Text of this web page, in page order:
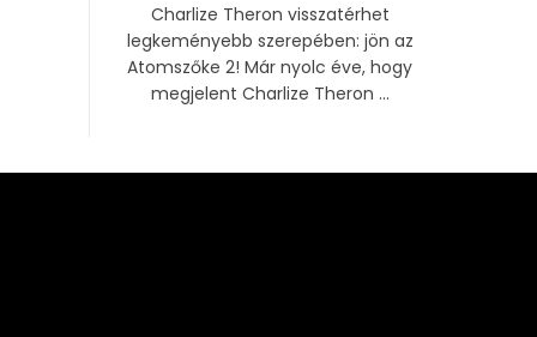
Charlize Theron visszatérhet
legkeményebb szerepében: jön az
Atomszőke 2! Már nyolc éve, hogy
megjelent Charlize Theron ...